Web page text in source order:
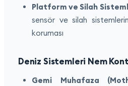
Platform ve Silah
sensör ve silah
koruması
Deniz Sistemleri Nem
Gemi Muhafaza